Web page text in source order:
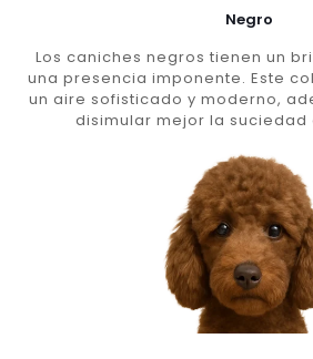
Negro
Los caniches negros tienen un
una presencia imponente. Este
un aire sofisticado y moderno,
disimular mejor la suciedad